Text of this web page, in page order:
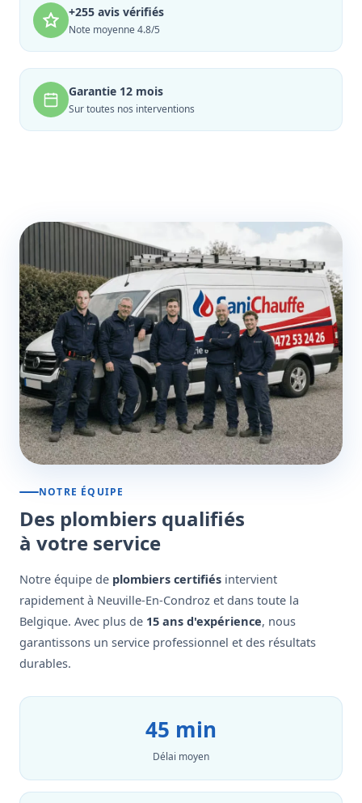
+255 avis vérifiés
Note moyenne 4.8/5
Garantie 12 mois
Sur toutes nos interventions
NOTRE ÉQUIPE
Des plombiers qualifiés
à votre service
Notre équipe de plombiers certifiés intervient
rapidement à Neuville-En-Condroz et dans toute la
Belgique. Avec plus de 15 ans d'expérience, nous
garantissons un service professionnel et des résultats
durables.
45 min
Délai moyen